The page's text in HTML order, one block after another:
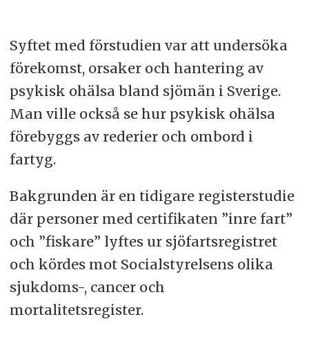
Syftet med förstudien var att undersöka
förekomst, orsaker och hantering av
psykisk ohälsa bland sjömän i Sverige.
Man ville också se hur psykisk ohälsa
förebyggs av rederier och ombord i
fartyg.
Bakgrunden är en tidigare registerstudie
där personer med certifikaten ”inre fart”
och ”fiskare” lyftes ur sjöfartsregistret
och kördes mot Socialstyrelsens olika
sjukdoms-, cancer och
mortalitetsregister.